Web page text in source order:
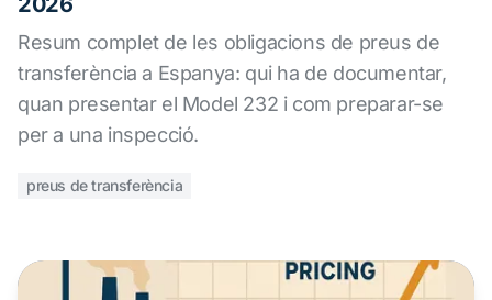
Resum complet de les obligacions de preus de
transferència a Espanya: qui ha de documentar,
quan presentar el Model 232 i com preparar-se
per a una inspecció.
preus de transferència